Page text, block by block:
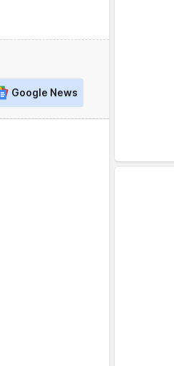
Google News